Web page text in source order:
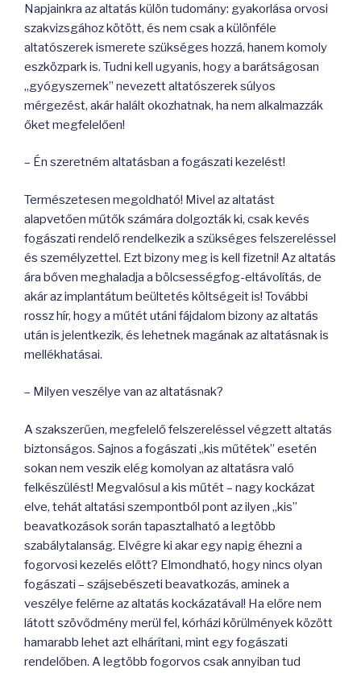
Napjainkra az altatás külön tudomány: gyakorlása orvosi
szakvizsgához kötött, és nem csak a különféle
altatószerek ismerete szükséges hozzá, hanem komoly
eszközpark is. Tudni kell ugyanis, hogy a barátságosan
„gyógyszernek” nevezett altatószerek súlyos
mérgezést, akár halált okozhatnak, ha nem alkalmazzák
őket megfelelően!
– Én szeretném altatásban a fogászati kezelést!
Természetesen megoldható! Mivel az altatást
alapvetően műtők számára dolgozták ki, csak kevés
fogászati rendelő rendelkezik a szükséges felszereléssel
és személyzettel. Ezt bizony meg is kell fizetni! Az altatás
ára bőven meghaladja a bölcsességfog-eltávolítás, de
akár az implantátum beültetés költségeit is! További
rossz hír, hogy a műtét utáni fájdalom bizony az altatás
után is jelentkezik, és lehetnek magának az altatásnak is
mellékhatásai.
– Milyen veszélye van az altatásnak?
A szakszerűen, megfelelő felszereléssel végzett altatás
biztonságos. Sajnos a fogászati „kis műtétek” esetén
sokan nem veszik elég komolyan az altatásra való
felkészülést! Megvalósul a kis műtét – nagy kockázat
elve, tehát altatási szempontból pont az ilyen „kis”
beavatkozások során tapasztalható a legtöbb
szabálytalanság. Elvégre ki akar egy napig éhezni a
fogorvosi kezelés előtt? Elmondható, hogy nincs olyan
fogászati – szájsebészeti beavatkozás, aminek a
veszélye felérne az altatás kockázatával! Ha előre nem
látott szövődmény merül fel, kórházi körülmények között
hamarabb lehet azt elhárítani, mint egy fogászati
rendelőben. A legtöbb fogorvos csak annyiban tud